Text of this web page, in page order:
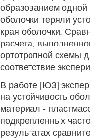
образованием
оболочки теряли
края оболочки.
расчета,
ортотропной схемы
соответствие
В работе [ЮЗ]
на устойчивость
материал -
подкрепленных
результатах